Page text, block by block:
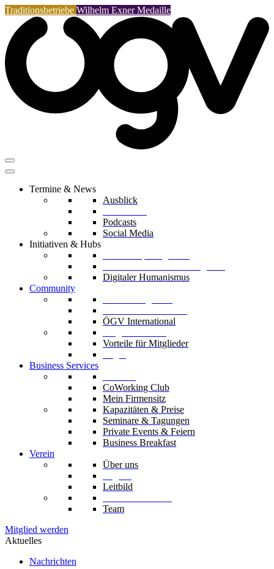
Traditionsbetriebe Wilhelm Exner Medaille
Termine & News
Ausblick
Podcasts
Social Media
Initiativen & Hubs
Digitaler Humanismus
Community
ÖGV International
Vorteile für Mitglieder
Business Services
CoWorking Club
Mein Firmensitz
Kapazitäten & Preise
Seminare & Tagungen
Private Events & Feiern
Business Breakfast
Verein
Über uns
Leitbild
Team
Mitglied werden
Aktuelles
Nachrichten